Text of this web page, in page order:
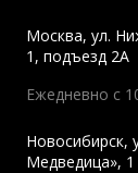
Москва, ул.
1, подъезд 2A
Ежедневно с
Новосибирск,
Медведица»,